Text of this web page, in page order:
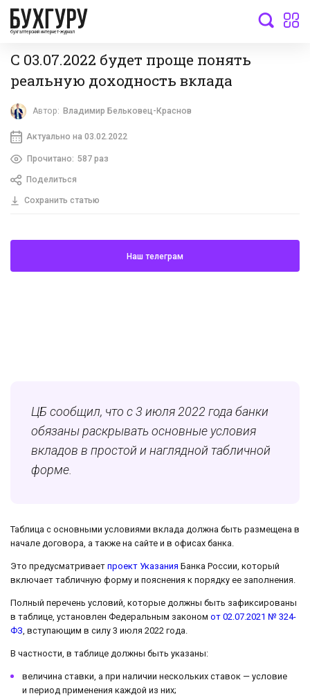
бухгалтерский интернет-журнал
С 03.07.2022 будет проще понять
реальную доходность вклада
Автор: Владимир Бельковец-Краснов
Актуально на 03.02.2022
Прочитано: 587 раз
Поделиться
Сохранить статью
Наш телеграм
ЦБ сообщил, что с 3 июля 2022 года банки
обязаны раскрывать основные условия
вкладов в простой и наглядной табличной
форме.
Таблица с основными условиями вклада должна быть размещена в
начале договора, а также на сайте и в офисах банка.
Это предусматривает проект Указания Банка России, который
включает табличную форму и пояснения к порядку ее заполнения.
Полный перечень условий, которые должны быть зафиксированы
в таблице, установлен Федеральным законом от 02.07.2021 № 324-
ФЗ, вступающим в силу 3 июля 2022 года.
В частности, в таблице должны быть указаны:
величина ставки, а при наличии нескольких ставок — условие
и период применения каждой из них;